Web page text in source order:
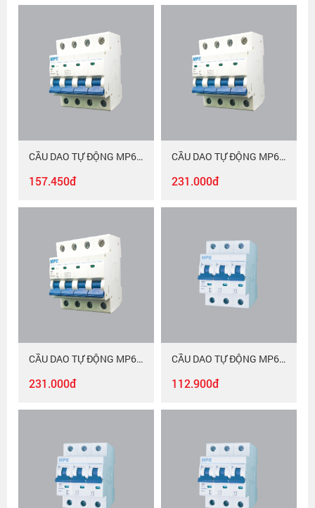
CẦU DAO TỰ ĐỘNG MP6-C440
157.450đ
CẦU DAO TỰ ĐỘNG MP6-C450
231.000đ
CẦU DAO TỰ ĐỘNG MP6-C463
231.000đ
CẦU DAO TỰ ĐỘNG MP6-C325
112.900đ